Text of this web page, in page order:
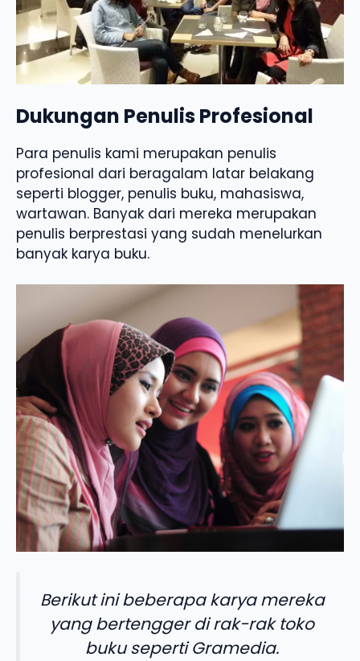
Dukungan Penulis Profesional
Para penulis kami merupakan penulis
profesional dari beragalam latar belakang
seperti blogger, penulis buku, mahasiswa,
wartawan. Banyak dari mereka merupakan
penulis berprestasi yang sudah menelurkan
banyak karya buku.
Berikut ini beberapa karya mereka
yang bertengger di rak-rak toko
buku seperti Gramedia.